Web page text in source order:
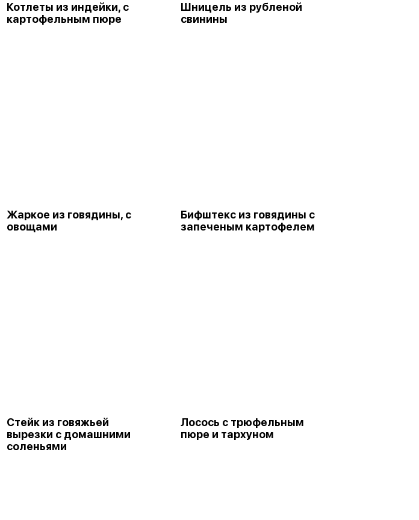
Котлеты из индейки, с
картофельным пюре
Шницель из рубленой
свинины
Жаркое из говядины, с
овощами
Бифштекс из говядины с
запеченым картофелем
Стейк из говяжьей
вырезки с домашними
соленьями
Лосось с трюфельным
пюре и тархуном